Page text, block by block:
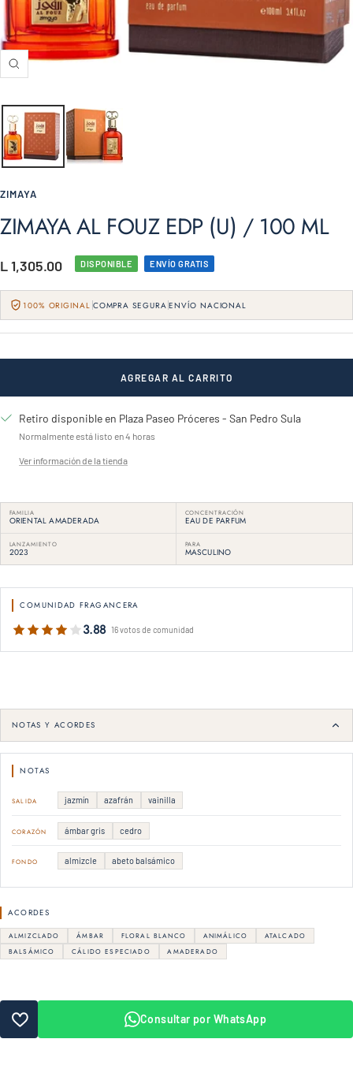
Zoom
ZIMAYA
ZIMAYA AL FOUZ EDP (U) / 100 ML
Precio
de
venta
L 1,305.00 DISPONIBLE ENVÍO GRATIS
100% ORIGINAL COMPRA SEGURA ENVÍO NACIONAL
AGREGAR AL CARRITO
Retiro disponible en Plaza Paseo Próceres - San Pedro Sula
Normalmente está listo en 4 horas
Ver información de la tienda
FAMILIA
ORIENTAL AMADERADA
CONCENTRACIÓN
EAU DE PARFUM
LANZAMIENTO
2023
PARA
MASCULINO
COMUNIDAD FRAGANCERA
3.88 16 votos de comunidad
NOTAS Y ACORDES
NOTAS
SALIDA jazmín azafrán vainilla
CORAZÓN ámbar gris cedro
FONDO almizcle abeto balsámico
ACORDES
ALMIZCLADO ÁMBAR FLORAL BLANCO ANIMÁLICO
ATALCADO
BALSÁMICO
CÁLIDO ESPECIADO AMADERADO
Consultar por WhatsApp